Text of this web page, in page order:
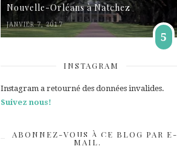
Nouvelle-Orléans à Natchez
JANVIER 7, 2017
5
INSTAGRAM
Instagram a retourné des données invalides.
Suivez nous!
ABONNEZ-VOUS À CE BLOG PAR E-
MAIL.